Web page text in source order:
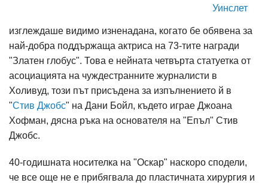
Уинслет
изглеждаше видимо изненадана, когато бе обявена за
най-добра поддържаща актриса на 73-тите награди
"Златен глобус". Това е нейната четвърта статуетка от
асоциацията на чуждестранните журналисти в
Холивуд, този път присъдена за изпълнението й в
"Стив Джобс" на Дани Бойл, където играе Джоана
Хофман, дясна ръка на основателя на "Епъл" Стив
Джобс.
40-годишната носителка на "Оскар" наскоро сподели,
че все още не е прибягвала до пластичната хирургия и